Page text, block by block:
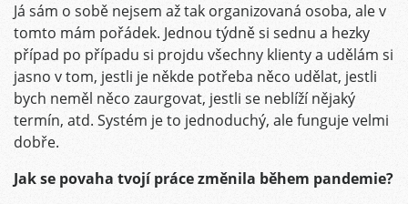
Já sám o sobě nejsem až tak organizovaná osoba, ale v
tomto mám pořádek. Jednou týdně si sednu a hezky
případ po případu si projdu všechny klienty a udělám si
jasno v tom, jestli je někde potřeba něco udělat, jestli
bych neměl něco zaurgovat, jestli se neblíží nějaký
termín, atd. Systém je to jednoduchý, ale funguje velmi
dobře.
Jak se povaha tvojí práce změnila během pandemie?